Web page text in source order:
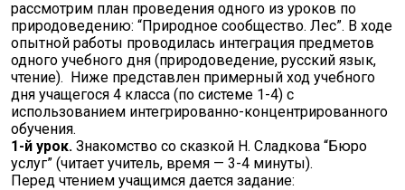
рассмотрим план проведения одного из уроков по
природоведению: “Природное сообщество. Лес”. В ходе
опытной работы проводилась интеграция пред­метов
одного учебного дня (природоведение, русский язык,
чтение). Ниже представлен примерный ход учебного
дня учащегося 4 класса (по системе 1-4) с
использованием интегрированно-концентрированного
обучения.
1-й урок. Знакомство со сказкой Н. Сладкова “Бюро
услуг” (читает учитель, время — 3-4 минуты).
Перед чтением учащимся дается задание: